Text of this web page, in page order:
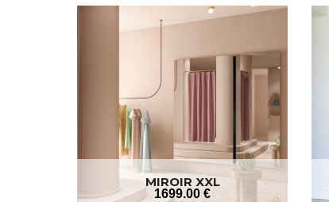
MIROIR XXL
1699.00 €